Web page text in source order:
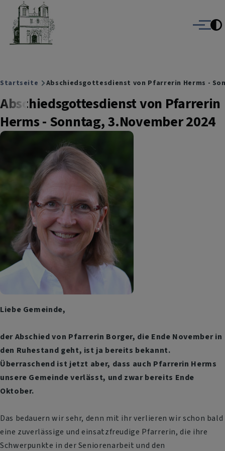
Direkt zum Inhalt
Christuskirche Gauting
Evangelisch-Lutherische Kirche Gauting
Menü
Breadcrumb
Startseite Abschiedsgottesdienst von Pfarrerin Herms -
Abschiedsgottesdienst von Pfarrerin
Herms - Sonntag, 3.November 2024
Liebe Gemeinde,
der Abschied von Pfarrerin Borger, die Ende November in
den Ruhestand geht, ist ja bereits bekannt.
Überraschend ist jetzt aber, dass auch Pfarrerin Herms
unsere Gemeinde verlässt, und zwar bereits Ende
Oktober.
Das bedauern wir sehr, denn mit ihr verlieren wir schon bald
eine zuverlässige und einsatzfreudige Pfarrerin, die ihre
Schwerpunkte in der Seniorenarbeit und den